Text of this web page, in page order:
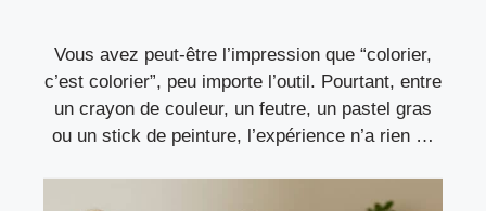
Vous avez peut-être l’impression que “colorier,
c’est colorier”, peu importe l’outil. Pourtant, entre
un crayon de couleur, un feutre, un pastel gras
ou un stick de peinture, l’expérience n’a rien …